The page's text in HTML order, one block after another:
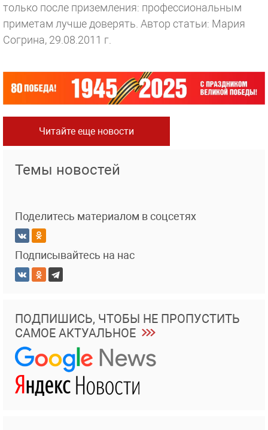
только после приземления: профессиональным
приметам лучше доверять. Автор статьи: Мария
Согрина, 29.08.2011 г.
Читайте еще новости
Темы новостей
Поделитесь материалом в соцсетях
Подписывайтесь на нас
ПОДПИШИСЬ, ЧТОБЫ НЕ ПРОПУСТИТЬ
САМОЕ АКТУАЛЬНОЕ